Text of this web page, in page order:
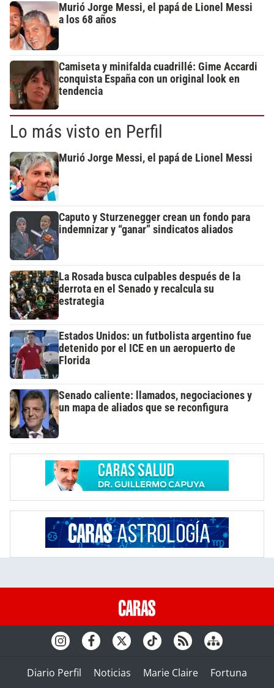
Murió Jorge Messi, el papá de Lionel Messi
a los 68 años
Camiseta y minifalda cuadrillé: Gime Accardi
conquista España con un original look en
tendencia
Lo más visto en Perfil
Murió Jorge Messi, el papá de Lionel Messi
Caputo y Sturzenegger crean un fondo para
indemnizar y “ganar” sindicatos aliados
La Rosada busca culpables después de la
derrota en el Senado y recalcula su
estrategia
Estados Unidos: un futbolista argentino fue
detenido por el ICE en un aeropuerto de
Florida
Senado caliente: llamados, negociaciones y
un mapa de aliados que se reconfigura
Diario Perfil Noticias Marie Claire
Fortuna